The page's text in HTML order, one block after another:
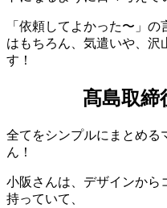
「依頼してよかった〜」
はもちろん、気遣いや、沢
す！
髙島取締
全てをシンプルにまとめる
ん！
小阪さんは、デザインから
持っていて、